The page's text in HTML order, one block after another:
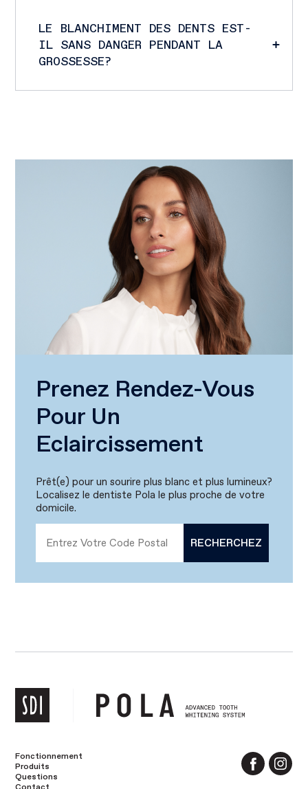
LE BLANCHIMENT DES DENTS EST-
IL SANS DANGER PENDANT LA
GROSSESSE?
Prenez Rendez-Vous
Pour Un
Eclaircissement
Prêt(e) pour un sourire plus blanc et plus lumineux?
Localisez le dentiste Pola le plus proche de votre
domicile.
Fonctionnement
Produits
Questions
Contact